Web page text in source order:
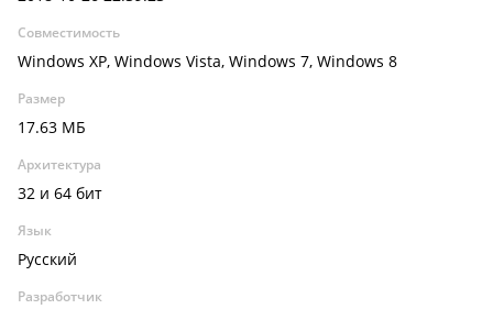
Совместимость
Windows XP, Windows Vista, Windows 7, Windows 8
Размер
17.63 МБ
Архитектура
32 и 64 бит
Язык
Русский
Разработчик